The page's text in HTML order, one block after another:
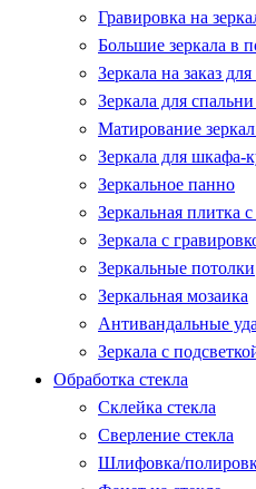
Гравировка на
Большие зеркала в
Зеркала на заказ
Зеркала для спальни
Матирование зеркал
Зеркала для шкафа-
Зеркальное панно
Зеркальная плитка
Зеркала с
Зеркальные потолки
Зеркальная мозаика
Антивандальные
Зеркала с
Обработка стекла
Склейка стекла
Сверление стекла
Шлифовка/